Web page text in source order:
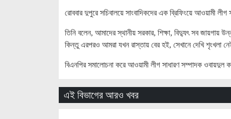
রোববার দুপুরে সচিবালয়ে সাংবাদিকদের এক ব্রিফিংয়ে আওয়ামী
তিনি বলেন, আমাদের স্থানীয় সরকার, শিক্ষা, বিদ্যুৎ সব জায়গায়
কিন্তু এরপরও আমরা যখন রাস্তায় বের হই, সেখানে দেখি শৃংখলা
বিএনপির সমালোচনা করে আওয়ামী লীগ সাধারণ সম্পাদক ওবায়দুল
এই বিভাগের আরও খবর